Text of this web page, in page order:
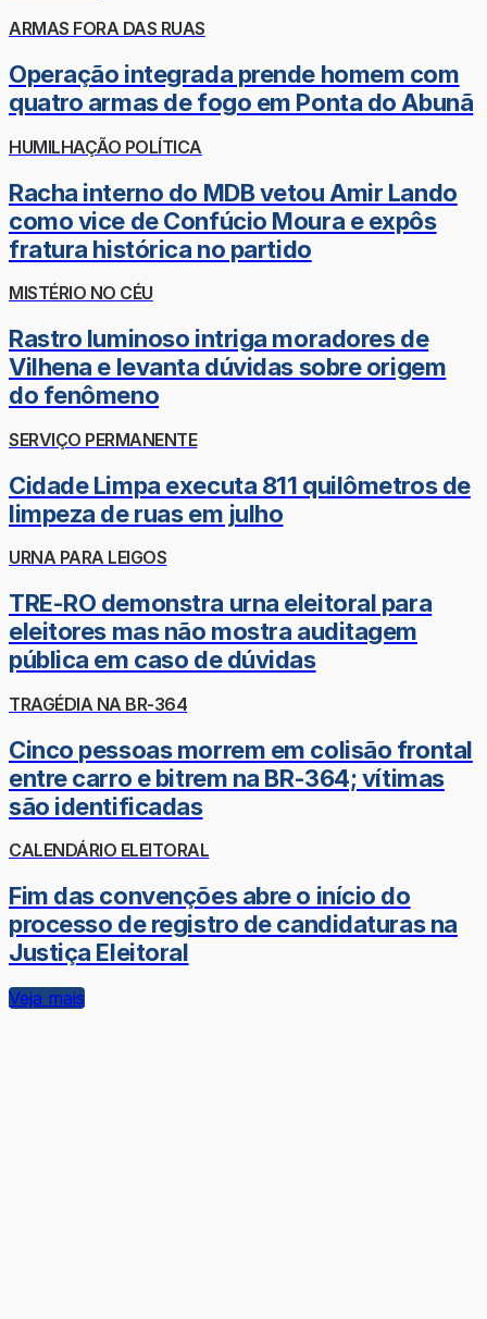
ARMAS FORA DAS RUAS
Operação integrada prende homem com
quatro armas de fogo em Ponta do Abunã
HUMILHAÇÃO POLÍTICA
Racha interno do MDB vetou Amir Lando
como vice de Confúcio Moura e expôs
fratura histórica no partido
MISTÉRIO NO CÉU
Rastro luminoso intriga moradores de
Vilhena e levanta dúvidas sobre origem
do fenômeno
SERVIÇO PERMANENTE
Cidade Limpa executa 811 quilômetros de
limpeza de ruas em julho
URNA PARA LEIGOS
TRE-RO demonstra urna eleitoral para
eleitores mas não mostra auditagem
pública em caso de dúvidas
TRAGÉDIA NA BR-364
Cinco pessoas morrem em colisão frontal
entre carro e bitrem na BR-364; vítimas
são identificadas
CALENDÁRIO ELEITORAL
Fim das convenções abre o início do
processo de registro de candidaturas na
Justiça Eleitoral
Veja mais